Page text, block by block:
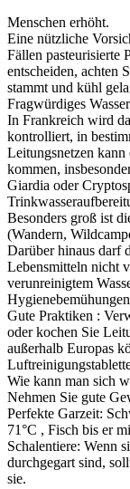
Menschen erhöht.
Eine nützliche
Fällen pasteurisierte
entscheiden, achten
stammt und kühl
Fragwürdiges
In Frankreich wird
kontrolliert, in
Leitungsnetzen
kommen,
Giardia oder
Besonders groß ist
(Wandern,
Darüber hinaus darf
Lebensmitteln nicht
verunreinigtem
Gute Praktiken :
oder kochen Sie
außerhalb Europas
Wie kann man sich
Nehmen Sie gute
Perfekte Garzeit:
71°C , Fisch bis er
Schalentiere: Wenn
durchgegart sind,
sie.